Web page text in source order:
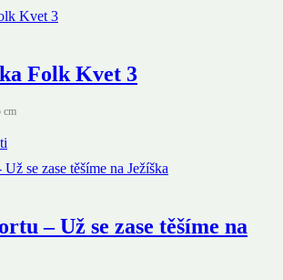
Folk Kvet 3
cm
– Už se zase těšíme na